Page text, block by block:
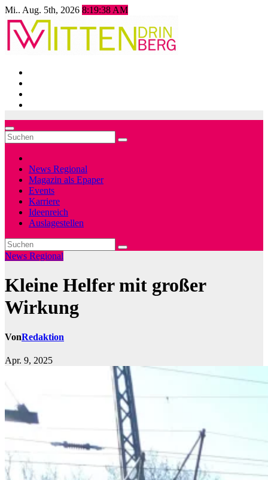
Zum
Inhalt
springen
Mi.. Aug. 5th, 2026 8:19:40 AM
News Regional
Magazin als Epaper
Events
Karriere
Ideenreich
Auslagestellen
News Regional
Kleine Helfer mit großer
Wirkung
VonRedaktion
Apr. 9, 2025